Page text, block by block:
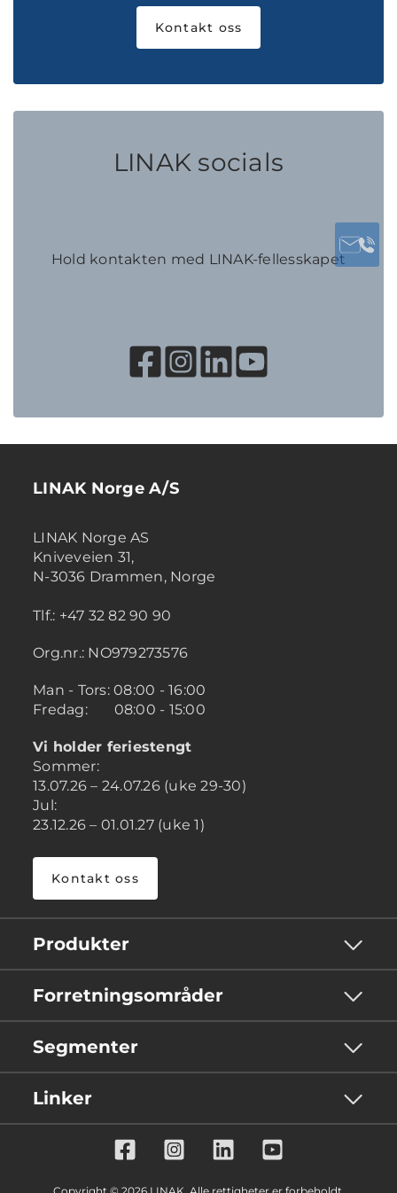
Kontakt oss
LINAK socials
Hold kontakten med LINAK-fellesskapet
LINAK Norge A/S
LINAK Norge AS
Kniveveien 31,
N-3036 Drammen, Norge
Tlf.: +47 32 82 90 90
Org.nr.: NO979273576
Man - Tors: 08:00 - 16:00
Fredag: 08:00 - 15:00
Vi holder feriestengt
Sommer:
13.07.26 – 24.07.26 (uke 29-30)
Jul:
23.12.26 – 01.01.27 (uke 1)
Kontakt oss
Produkter
Forretningsområder
Segmenter
Linker